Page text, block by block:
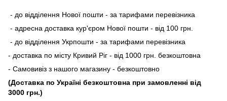
- до відділення Нової пошти - за тарифами перевізника
- адресна доставка кур'єром Нової пошти - від 100 грн.
- до відділення Укрпошти - за тарифами перевізника
- доставка по місту Кривий Ріг - від 1000 грн. безкоштовна
- Самовивіз з нашого магазину - безкоштовно
(Доставка по Україні безкоштовна при замовленні від
3000 грн.)